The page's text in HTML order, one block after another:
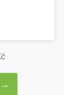
→